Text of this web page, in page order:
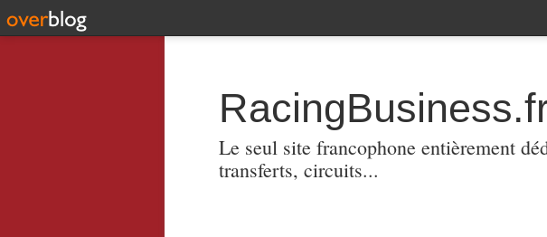
Le seul site francophone entièrement
transferts, circuits...